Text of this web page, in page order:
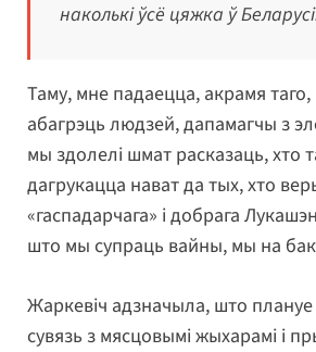
наколькі ўсё цяжка ў
Таму, мне падаецца, акрамя
абагрэць людзей, дапамагчы з
мы здолелі шмат расказаць, хто
дагрукацца нават да тых, хто
«гаспадарчага» і добрага
што мы супраць вайны, мы на
Жаркевіч адзначыла, што
сувязь з мясцовымі жыхарамі і